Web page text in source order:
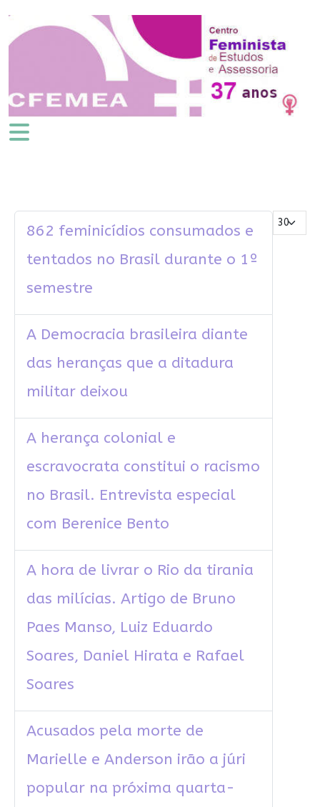
Mostrar #
862 feminicídios consumados e
tentados no Brasil durante o 1º
semestre
A Democracia brasileira diante
das heranças que a ditadura
militar deixou
A herança colonial e
escravocrata constitui o racismo
no Brasil. Entrevista especial
com Berenice Bento
A hora de livrar o Rio da tirania
das milícias. Artigo de Bruno
Paes Manso, Luiz Eduardo
Soares, Daniel Hirata e Rafael
Soares
Acusados pela morte de
Marielle e Anderson irão a júri
popular na próxima quarta-